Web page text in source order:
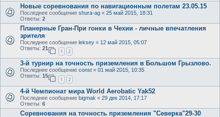
Новые соревнования по навигационным полетам 23.05.15
Последнее сообщение shura-ag « 25 май 2015, 18:31
Ответы: 2
Планерные Гран-При гонки в Чехии - личные впечатления
зрителя
Последнее сообщение leksey « 12 май 2015, 05:07
Ответы: 21
1 2
3-й турнир на точность приземления в Большом Грызлово.
Последнее сообщение const « 01 май 2015, 10:35
Ответы: 15
1 2
4-й Чемпионат мира World Aerobatic Yak52
Последнее сообщение bigmak « 29 дек 2014, 17:17
Ответы: 6
Соревнования на точность приземления "Северка"29-30